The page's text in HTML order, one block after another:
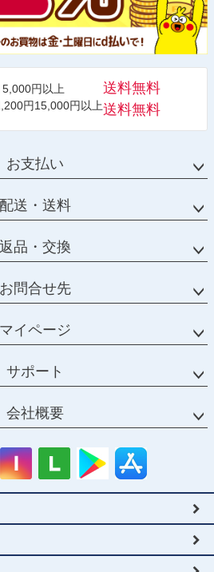
円以上
円15,000円以上
送料無料
送料無料
お支払い
配送・送料
返品・交換
お問合せ先
マイページ
サポート
会社概要